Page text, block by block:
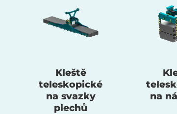
Kleště
teleskopické
na svazky
plechů
na